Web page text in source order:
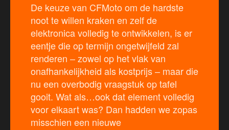
De keuze van CFMoto om de hardste
noot te willen kraken en zelf de
elektronica volledig te ontwikkelen, is er
eentje die op termijn ongetwijfeld zal
renderen – zowel op het vlak van
onafhankelijkheid als kostprijs – maar die
nu een overbodig vraagstuk op tafel
gooit. Wat als…ook dat element volledig
voor elkaart was? Dan hadden we zopas
misschien een nieuwe